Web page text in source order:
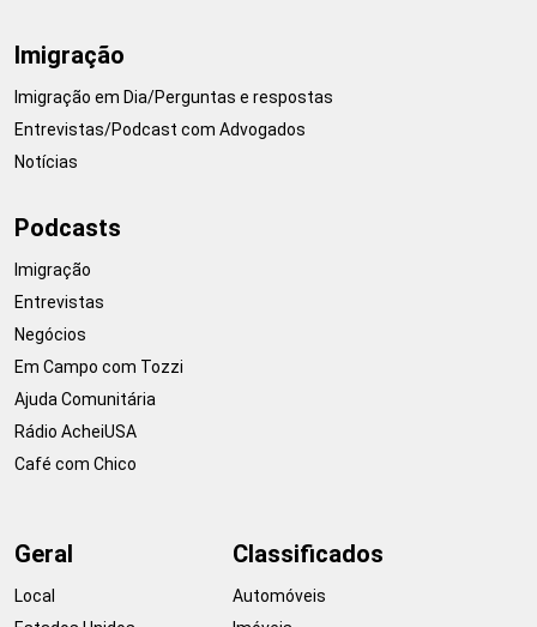
Imigração
Imigração em Dia/Perguntas e respostas
Entrevistas/Podcast com Advogados
Notícias
Podcasts
Imigração
Entrevistas
Negócios
Em Campo com Tozzi
Ajuda Comunitária
Rádio AcheiUSA
Café com Chico
Geral
Local
Classificados
Automóveis